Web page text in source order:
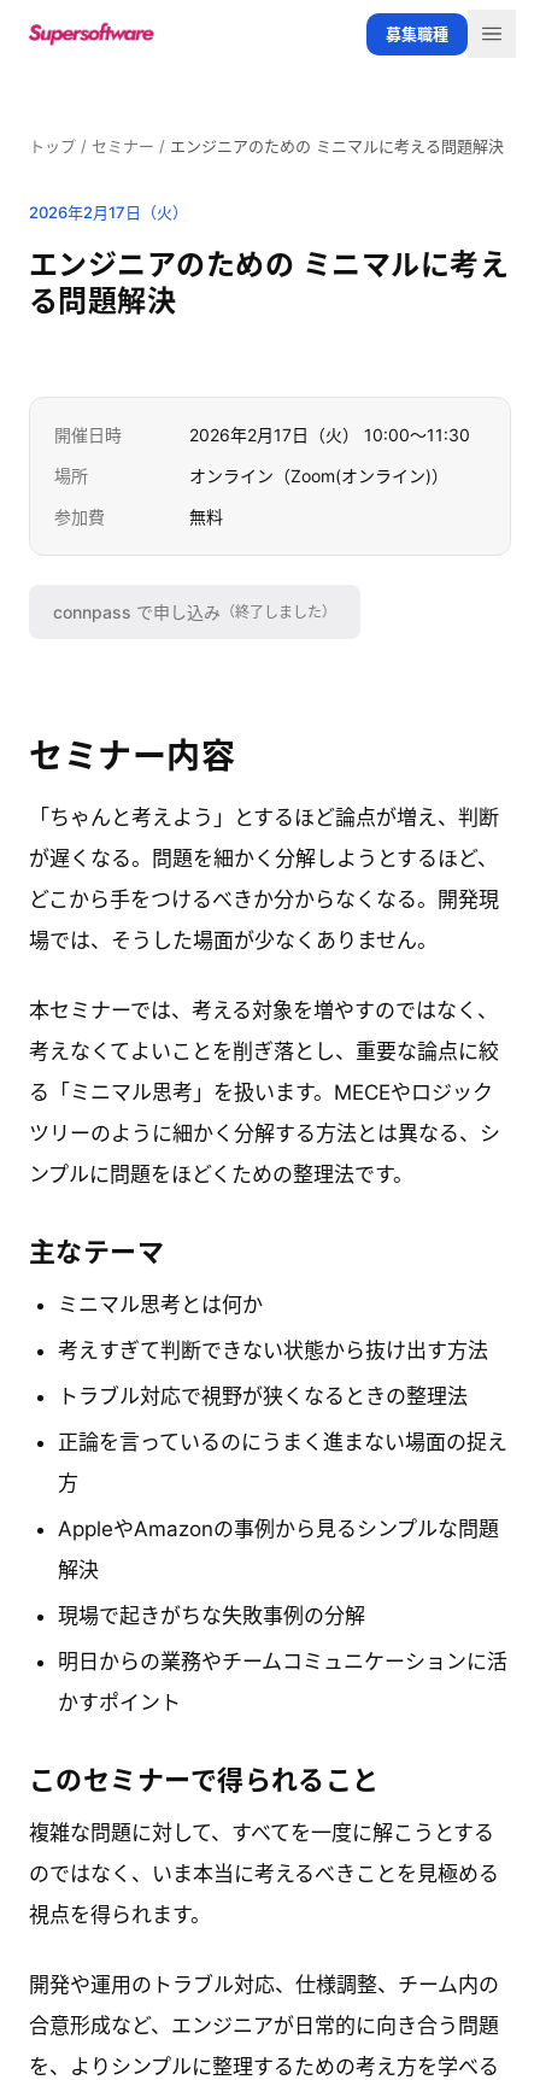
募集職種
メニ
トップ / セミナー / エンジニアのための ミニマルに考える問題解決
2026年2月17日（火）
エンジニアのための ミニマルに考え
る問題解決
開催日時
2026年2月17日（火） 10:00〜11:30
場所
オンライン（Zoom(オンライン)）
参加費
無料
connpass で申し込み （終了しました）
セミナー内容
「ちゃんと考えよう」とするほど論点が増え、判断
が遅くなる。問題を細かく分解しようとするほど、
どこから手をつけるべきか分からなくなる。開発現
場では、そうした場面が少なくありません。
本セミナーでは、考える対象を増やすのではなく、
考えなくてよいことを削ぎ落とし、重要な論点に絞
る「ミニマル思考」を扱います。MECEやロジック
ツリーのように細かく分解する方法とは異なる、シ
ンプルに問題をほどくための整理法です。
主なテーマ
ミニマル思考とは何か
考えすぎて判断できない状態から抜け出す方法
トラブル対応で視野が狭くなるときの整理法
正論を言っているのにうまく進まない場面の捉え
方
AppleやAmazonの事例から見るシンプルな問題
解決
現場で起きがちな失敗事例の分解
明日からの業務やチームコミュニケーションに活
かすポイント
このセミナーで得られること
複雑な問題に対して、すべてを一度に解こうとする
のではなく、いま本当に考えるべきことを見極める
視点を得られます。
開発や運用のトラブル対応、仕様調整、チーム内の
合意形成など、エンジニアが日常的に向き合う問題
を、よりシンプルに整理するための考え方を学べる